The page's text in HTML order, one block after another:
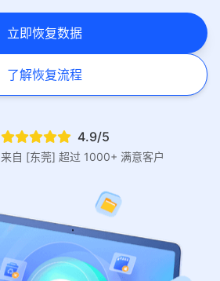
立即恢复数据
了解恢复流程
4.9/5
来自 [东莞] 超过 1000+ 满意客户